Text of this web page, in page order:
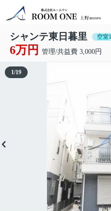
シャンテ東日暮里 空室1
6万円 管理/共益費 3,000円
1/19